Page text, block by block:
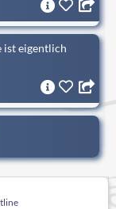
ist eigentlich